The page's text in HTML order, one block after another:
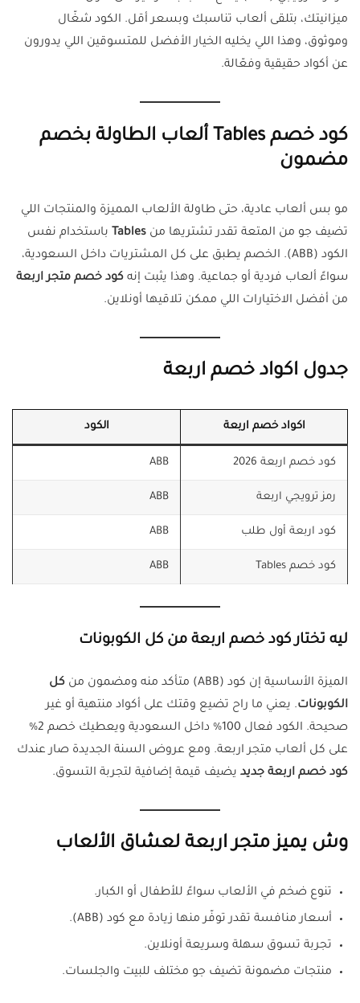
ميزانيتك، بتلقى ألعاب تناسبك وبسعر أقل. الكود شغّال
وموثوق، وهذا اللي يخليه الخيار الأفضل للمتسوقين اللي يدورون
عن أكواد حقيقية وفعّالة.
كود خصم Tables ألعاب الطاولة بخصم
مضمون
مو بس ألعاب عادية، حتى طاولة الألعاب المميزة والمنتجات اللي
تضيف جو من المتعة تقدر تشتريها من Tables باستخدام نفس
الكود (ABB). الخصم يطبق على كل المشتريات داخل السعودية،
سواءً ألعاب فردية أو جماعية. وهذا يثبت إنه كود خصم متجر اربعة
من أفضل الاختيارات اللي ممكن تلاقيها أونلاين.
جدول اكواد خصم اربعة
اكواد خصم اربعة الكود
كود خصم اربعة 2026 ABB
رمز ترويجي اربعة ABB
كود اربعة أول طلب ABB
كود خصم Tables ABB
ليه تختار كود خصم اربعة من كل الكوبونات
الميزة الأساسية إن كود (ABB) متأكد منه ومضمون من
كل
الكوبونات. يعني ما راح تضيع وقتك على أكواد منتهية أو غير
صحيحة. الكود فعال 100% داخل السعودية ويعطيك خصم 2%
على كل ألعاب متجر اربعة. ومع عروض السنة الجديدة صار عندك
كود خصم اربعة جديد يضيف قيمة إضافية لتجربة التسوق.
وش يميز متجر اربعة لعشاق الألعاب
تنوع ضخم في الألعاب سواءً للأطفال أو الكبار.
أسعار منافسة تقدر توفّر منها زيادة مع كود (ABB).
تجربة تسوق سهلة وسريعة أونلاين.
منتجات مضمونة تضيف جو مختلف للبيت والجلسات.